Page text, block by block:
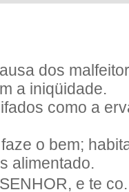
dos
a iniqüidade.
como a
o bem;
alimentado.
e te